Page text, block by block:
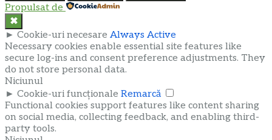
Propulsat de
✖
► Cookie-uri necesare Always Active
Necessary cookies enable essential site features like
secure log-ins and consent preference adjustments. They
do not store personal data.
Niciunul
► Cookie-uri funcționale Remarcă
Functional cookies support features like content sharing
on social media, collecting feedback, and enabling third-
party tools.